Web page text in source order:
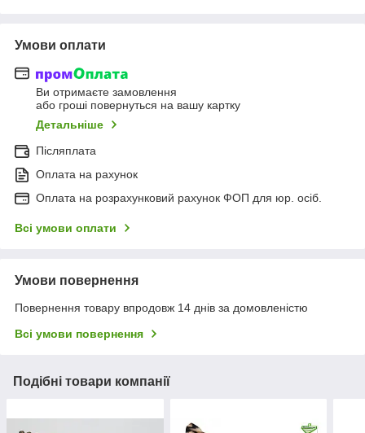
Умови оплати
Ви отримаєте замовлення
або гроші повернуться на вашу картку
Детальніше
Післяплата
Оплата на рахунок
Оплата на розрахунковий рахунок ФОП для юр. осіб.
Всі умови оплати
Умови повернення
Повернення товару впродовж 14 днів за домовленістю
Всі умови повернення
Подібні товари компанії